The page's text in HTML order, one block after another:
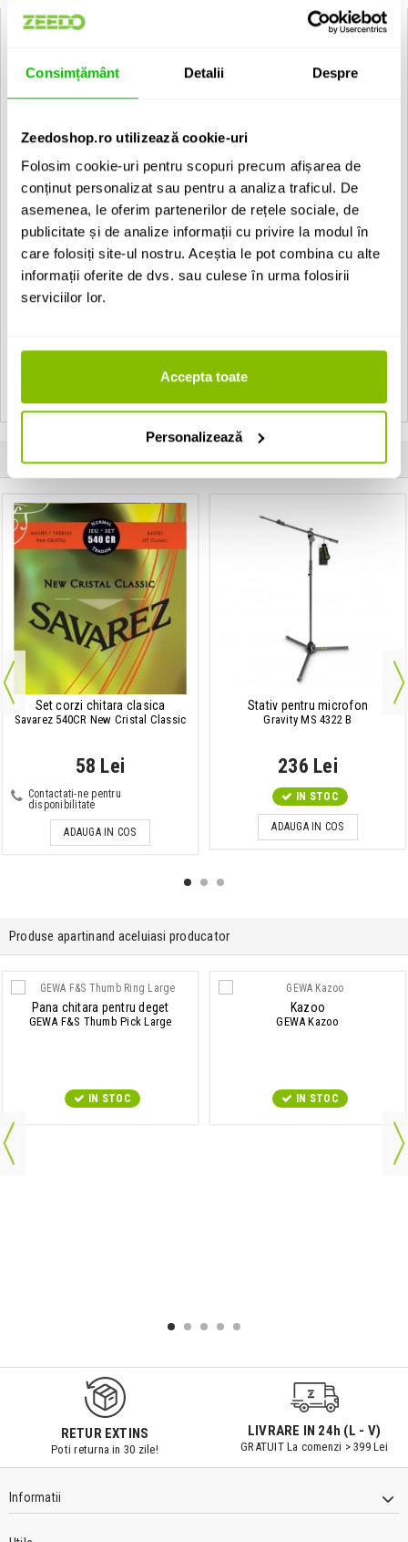
Consimțământ Detalii Despre
Zeedoshop.ro utilizează cookie-uri
Folosim cookie-uri pentru scopuri precum afișarea de
conținut personalizat sau pentru a analiza traficul. De
asemenea, le oferim partenerilor de rețele sociale, de
publicitate și de analize informații cu privire la modul în
care folosiți site-ul nostru. Aceștia le pot combina cu alte
informații oferite de dvs. sau culese în urma folosirii
serviciilor lor.
Accepta toate
Personalizează
GEWA Keyboard Economy 108x45x18 cm:
Dimensiuni: 108x45x18 cm
Material Cordura 600 Denier
Impermeabila
Carabine din metal, eticheta pentru nume
Intaritura cu fibra de sticla in partea superioara
Maner moale pentru transport
Curea moale pentru transport cu captuseala
Fermoar 8 mm
Buzunar mare pentru partituri in exterior
Buzunar pentru accesorii in interior
Vezi toate produsele de tip
Vezi toate produsele din categoriaGenti de claviaturi
Clientii care au cumparat acest produs au mai cumparat si:
Set corzi chitara clasica
Savarez 540CR New Cristal Classic
58 Lei
Contactati-ne pentru
disponibilitate
ADAUGA IN COS
Stativ pentru microfon
Gravity MS 4322 B
236 Lei
IN STOC
ADAUGA IN COS
Produse apartinand aceluiasi producator
Pana chitara pentru deget
GEWA F&S Thumb Pick Large
IN STOC
Kazoo
GEWA Kazoo
IN STOC
RETUR EXTINS
Poti returna in 30 zile!
LIVRARE IN 24h (L - V)
GRATUIT La comenzi > 399 Lei
Informatii